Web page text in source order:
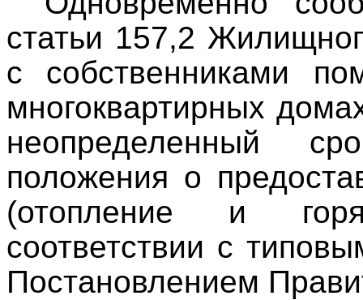
статьи 157,2
с собственниками
многоквартирных
неопределенный
положения о
(отопление и
соответствии с
Постановлением